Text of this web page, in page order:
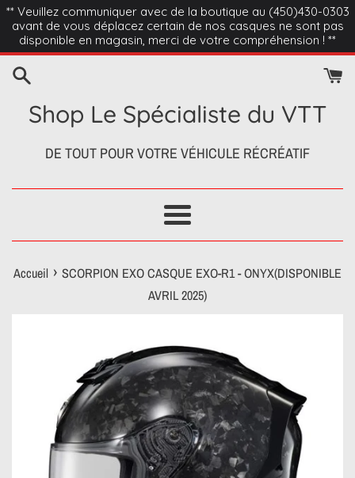
Passer
contenu
** Veuillez communiquer avec de la boutique au (450)430-0303
avant de vous déplacez certain de nos casques ne sont pas
disponible en magasin, merci de votre compréhension ! **
Shop Le Spécialiste du VTT
DE TOUT POUR VOTRE VÉHICULE RÉCRÉATIF
Menu
Accueil › SCORPION EXO CASQUE EXO-R1 - ONYX(DISPONIBLE
AVRIL 2025)